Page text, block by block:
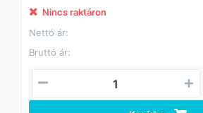
Nincs raktáron
Nettó ár:
Bruttó ár: